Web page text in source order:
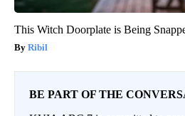
This Witch Doorplate is Being
Ribil
BE PART OF THE